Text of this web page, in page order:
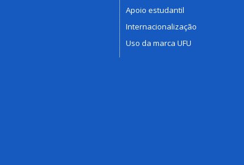
Apoio estudantil
Internacionalização
Uso da marca UFU